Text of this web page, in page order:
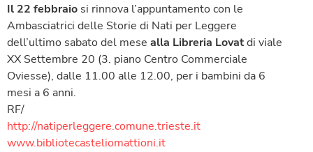
Il 22 febbraio si rinnova l’appuntamento con le
Ambasciatrici delle Storie di Nati per Leggere
dell’ultimo sabato del mese alla Libreria Lovatdi viale
XX Settembre 20 (3. piano Centro Commerciale
Oviesse), dalle 11.00 alle 12.00, per i bambini da 6
mesi a 6 anni.
RF/
http://natiperleggere.comune.trieste.it
www.bibliotecasteliomattioni.it